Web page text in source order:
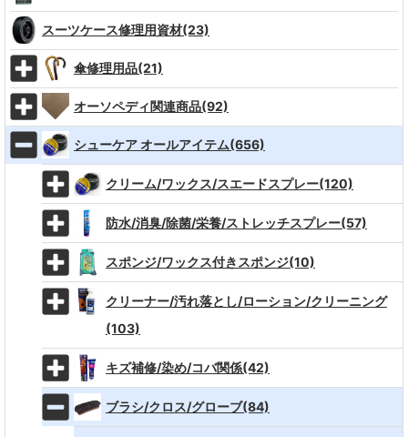
スーツケース修理用資材(23)
傘修理用品(21)
オーソペディ関連商品(92)
シューケア オールアイテム(656)
クリーム/ワックス/スエードスプレー(120)
防水/消臭/除菌/栄養/ストレッチスプレー(57)
スポンジ/ワックス付きスポンジ(10)
クリーナー/汚れ落とし/ローション/クリーニング
(103)
キズ補修/染め/コバ関係(42)
ブラシ/クロス/グローブ(84)